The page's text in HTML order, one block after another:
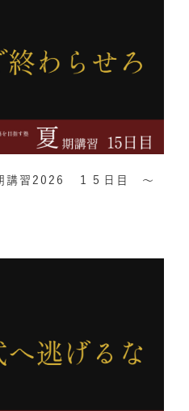
講習2026 １５日目 ～